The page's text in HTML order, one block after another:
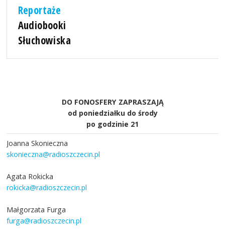
Reportaże
Audiobooki
Słuchowiska
DO FONOSFERY ZAPRASZAJĄ
od poniedziałku do środy
po godzinie 21
Joanna Skonieczna
skonieczna@radioszczecin.pl
Agata Rokicka
rokicka@radioszczecin.pl
Małgorzata Furga
furga@radioszczecin.pl